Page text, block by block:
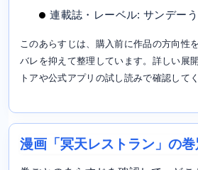
連載誌・レーベル: サンデー
このあらすじは、購入前に作品の方向性
バレを抑えて整理しています。詳しい展
トアや公式アプリの試し読みで確認してく
漫画「冥天レストラン」の